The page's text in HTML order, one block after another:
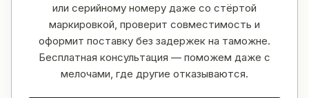
или серийному номеру даже со стёртой
маркировкой, проверит совместимость и
оформит поставку без задержек на таможне.
Бесплатная консультация — поможем даже с
мелочами, где другие отказываются.